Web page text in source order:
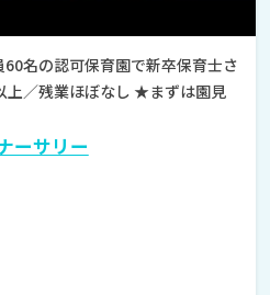
名の認可保育園で新卒保育士さ
／残業ほぼなし ★まずは園見
ーサリー